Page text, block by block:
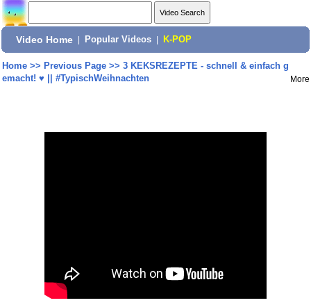
Video Home Popular Videos K-POP
Home>> Previous Page>> 3 KEKSREZEPTE - schnell & einfach g
emacht! ♥ || #TypischWeihnachten
More